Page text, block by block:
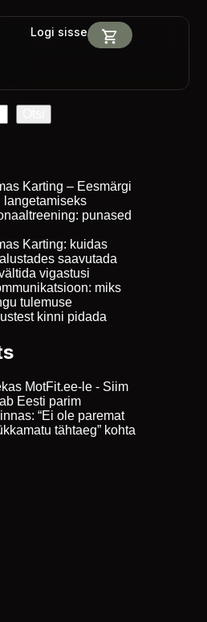
Logi sisse
Karting – Eesmärgi
langetamiseks
punased
Karting: kuidas
saavutada
vigastusi
miks
tulemuse
kinni pidada
MotFit.ee-le - Siim
Eesti parim
“Ei ole paremat
tähtaeg” kohta